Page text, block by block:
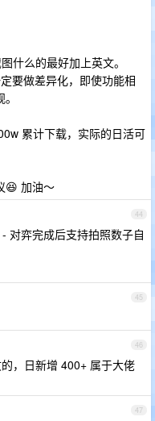
什么的最好加上英文。
要做差异化，即使功能相
累计下载，实际的日活可
😆 加油～
44
对弈完成后支持拍照数子自
45
46
，日新增 400+ 属于大佬
47